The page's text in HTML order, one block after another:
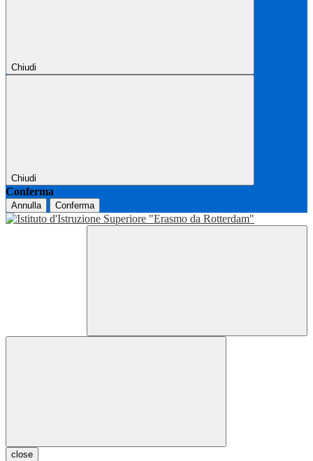
Chiudi
Chiudi
Conferma
Annulla Conferma
close